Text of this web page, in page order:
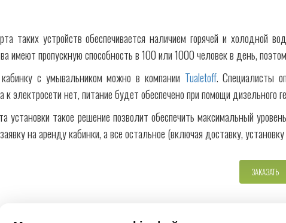
таких устройств обеспечивается наличием горячей и холодной
имеют пропускную способность в 100 или 1000 человек в день,
с умывальником можно в компании Tualetoff. Специалисты
к электросети нет, питание будет обеспечено при помощи дизельного
установки такое решение позволит обеспечить максимальный
на аренду кабинки, а все остальное (включая доставку,
ЗАКАЗАТЬ